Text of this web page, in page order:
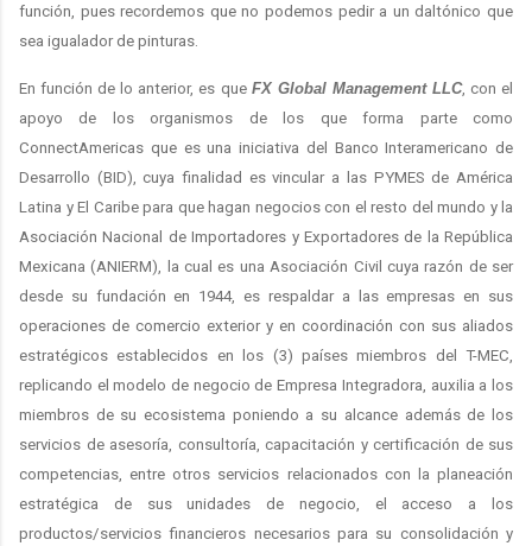
función, pues recordemos que no podemos pedir a un daltónico que
sea igualador de pinturas.
En función de lo anterior, es que FX Global Management LLC, con el
apoyo de los organismos de los que forma parte como
ConnectAmericas que es una iniciativa del Banco Interamericano de
Desarrollo (BID), cuya finalidad es vincular a las PYMES de América
Latina y El Caribe para que hagan negocios con el resto del mundo y la
Asociación Nacional de Importadores y Exportadores de la República
Mexicana (ANIERM), la cual es una Asociación Civil cuya razón de ser
desde su fundación en 1944, es respaldar a las empresas en sus
operaciones de comercio exterior y en coordinación con sus aliados
estratégicos establecidos en los (3) países miembros del T-MEC,
replicando el modelo de negocio de Empresa Integradora, auxilia a los
miembros de su ecosistema poniendo a su alcance además de los
servicios de asesoría, consultoría, capacitación y certificación de sus
competencias, entre otros servicios relacionados con la planeación
estratégica de sus unidades de negocio, el acceso a los
productos/servicios financieros necesarios para su consolidación y